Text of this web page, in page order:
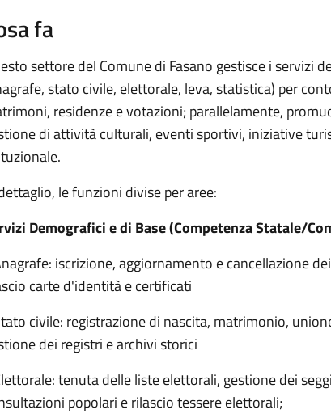
fa
settore del Comune di Fasano gestisce i servizi
stato civile, elettorale, leva, statistica) per
residenze e votazioni; parallelamente,
di attività culturali, eventi sportivi, iniziative
le funzioni divise per aree:
Demografici e di Base (Competenza Statale/
iscrizione, aggiornamento e cancellazione
carte d'identità e certificati
civile: registrazione di nascita, matrimonio,
dei registri e archivi storici
tenuta delle liste elettorali, gestione dei
popolari e rilascio tessere elettorali;